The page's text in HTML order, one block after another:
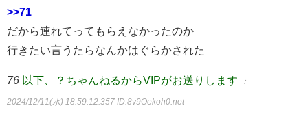
>>71
だから連れてってもらえなかったのか
行きたい言うたらなんかはぐらかされた
76 以下、？ちゃんねるからVIPがお送りします ：
2024/12/11(水) 18:59:12.357 ID:8v9Oekoh0.net